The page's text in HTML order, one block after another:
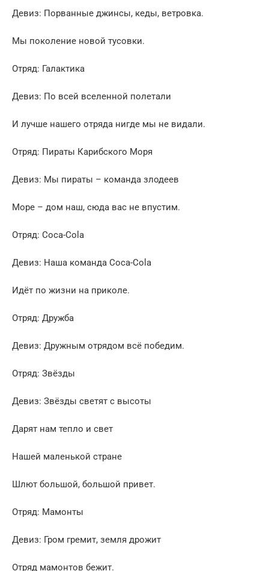
Девиз: Порванные джинсы, кеды, ветровка.
Мы поколение новой тусовки.
Отряд: Галактика
Девиз: По всей вселенной полетали
И лучше нашего отряда нигде мы не видали.
Отряд: Пираты Карибского Моря
Девиз: Мы пираты – команда злодеев
Море – дом наш, сюда вас не впустим.
Отряд: Coca-Cola
Девиз: Наша команда Coca-Cola
Идёт по жизни на приколе.
Отряд: Дружба
Девиз: Дружным отрядом всё победим.
Отряд: Звёзды
Девиз: Звёзды светят с высоты
Дарят нам тепло и свет
Нашей маленькой стране
Шлют большой, большой привет.
Отряд: Мамонты
Девиз: Гром гремит, земля дрожит
Отряд мамонтов бежит.